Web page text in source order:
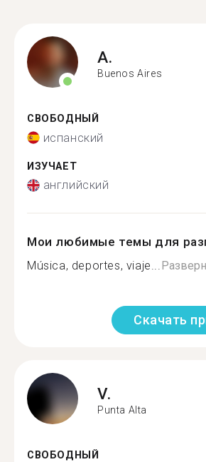
A.
Buenos Aires
СВОБОДНЫЙ
испанский
ИЗУЧАЕТ
английский
Мои любимые темы для
Música, deportes, viaje...
Скачать
V.
Punta Alta
СВОБОДНЫЙ